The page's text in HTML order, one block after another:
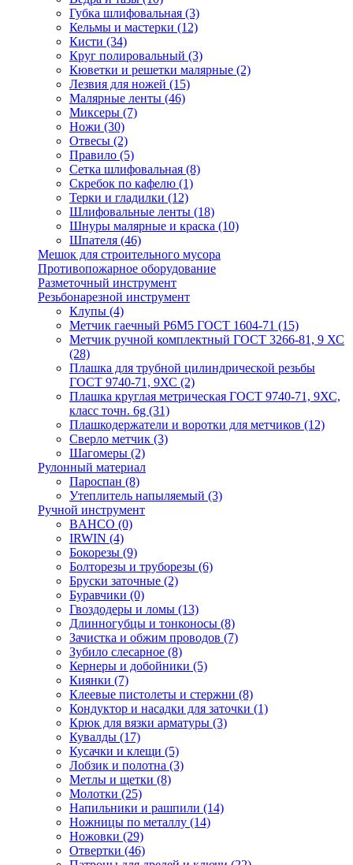
Губка шлифовальная (3)
Кельмы и мастерки (12)
Кисти (34)
Круг полировальный (3)
Кюветки и решетки малярные (2)
Лезвия для ножей (15)
Малярные ленты (46)
Миксеры (7)
Ножи (30)
Отвесы (2)
Правило (5)
Сетка шлифовальная (8)
Скребок по кафелю (1)
Терки и гладилки (12)
Шлифовальные ленты (18)
Шнуры малярные и краска (10)
Шпателя (46)
Мешок для строительного мусора
Противопожарное оборудование
Разметочный инструмент
Резьбонарезной инструмент
Клупы (4)
Метчик гаечный Р6М5 ГОСТ 1604-71 (15)
Метчик ручной комплектный ГОСТ 3266-81, 9 ХС
(28)
Плашка для трубной цилиндрической резьбы
ГОСТ 9740-71, 9ХС (2)
Плашка круглая метрическая ГОСТ 9740-71, 9ХС,
класс точн. 6g (31)
Плашкодержатели и воротки для метчиков (12)
Сверло метчик (3)
Шагомеры (2)
Рулонный материал
Пароспан (8)
Утеплитель напыляемый (3)
Ручной инструмент
BAHCO (0)
IRWIN (4)
Бокорезы (9)
Болторезы и труборезы (6)
Бруски заточные (2)
Буравчики (0)
Гвоздодеры и ломы (13)
Длинногубцы и тонконосы (8)
Зачистка и обжим проводов (7)
Зубило слесарное (8)
Кернеры и добойники (5)
Киянки (7)
Клеевые пистолеты и стержни (8)
Кондуктор и насадки для заточки (1)
Крюк для вязки арматуры (3)
Кувалды (17)
Кусачки и клещи (5)
Лобзик и полотна (3)
Метлы и щетки (8)
Молотки (25)
Напильники и рашпили (14)
Ножницы по металлу (14)
Ножовки (29)
Отвертки (46)